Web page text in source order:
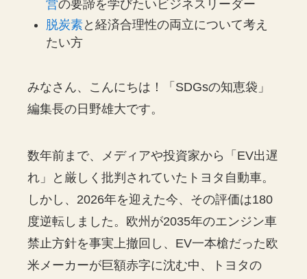
営の要諦を学びたいビジネスリーダー
脱炭素と経済合理性の両立について考え
たい方
みなさん、こんにちは！「SDGsの知恵袋」
編集長の日野雄大です。
数年前まで、メディアや投資家から「EV出遅
れ」と厳しく批判されていたトヨタ自動車。
しかし、2026年を迎えた今、その評価は180
度逆転しました。欧州が2035年のエンジン車
禁止方針を事実上撤回し、EV一本槍だった欧
米メーカーが巨額赤字に沈む中、トヨタの